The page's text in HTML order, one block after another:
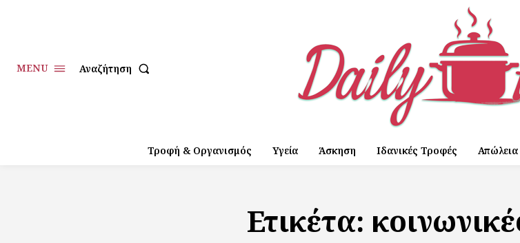
MENU Αναζήτηση
Τροφή & Οργανισμός Υγεία Άσκηση Ιδανικές Τροφές
Ετικέτα: